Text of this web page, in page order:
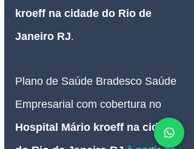
kroeff na cidade do Rio de
Janeiro RJ.
Plano de Saúde Bradesco Saúde
Empresarial com cobertura no
Hospital Mário kroeff na cidade